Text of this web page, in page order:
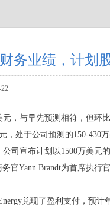
务业绩，计划
，与早先预测相符，但环
处于公司预测的150-430万
司宣布计划以1500万美元
官Yann Brandt为首席执
兑现了盈利支付，预计